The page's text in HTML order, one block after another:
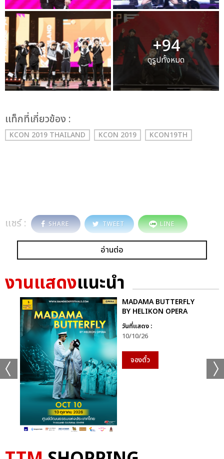
+94
ดูรูปทั้งหมด
เเท็กที่เกี่ยวข้อง :
KCON 2019 THAILAND KCON 2019 KCON19TH
แชร์ : SHARE TWEET LINE
อ่านต่อ
งานแสดงแนะนำ
MADAMA BUTTERFLY
BY HELIKON OPERA
วันที่แสดง :
10/10/26
จองตั๋ว